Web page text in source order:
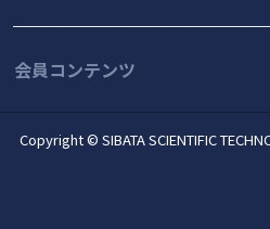
会員コンテンツ
Copyright © SIBATA SCIENTIFIC